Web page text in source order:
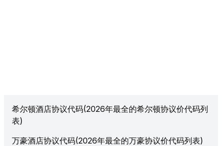
希尔顿酒店协议代码(2026年最全的希尔顿协议价代码列
表)
万豪酒店协议代码(2026年最全的万豪协议价代码列表)